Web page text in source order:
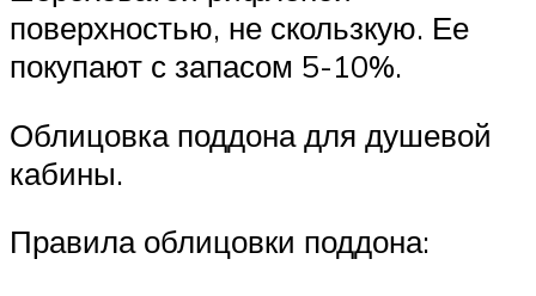
поверхностью, не скользкую. Ее
покупают с запасом 5-10%.
Облицовка поддона для душевой
кабины.
Правила облицовки поддона: